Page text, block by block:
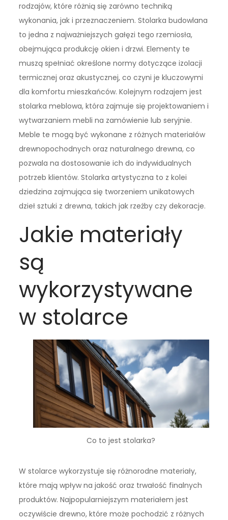
rodzajów, które różnią się zarówno techniką
wykonania, jak i przeznaczeniem. Stolarka budowlana
to jedna z najważniejszych gałęzi tego rzemiosła,
obejmująca produkcję okien i drzwi. Elementy te
muszą spełniać określone normy dotyczące izolacji
termicznej oraz akustycznej, co czyni je kluczowymi
dla komfortu mieszkańców. Kolejnym rodzajem jest
stolarka meblowa, która zajmuje się projektowaniem i
wytwarzaniem mebli na zamówienie lub seryjnie.
Meble te mogą być wykonane z różnych materiałów
drewnopochodnych oraz naturalnego drewna, co
pozwala na dostosowanie ich do indywidualnych
potrzeb klientów. Stolarka artystyczna to z kolei
dziedzina zajmująca się tworzeniem unikatowych
dzieł sztuki z drewna, takich jak rzeźby czy dekoracje.
Jakie materiały
są
wykorzystywane
w stolarce
Co to jest stolarka?
W stolarce wykorzystuje się różnorodne materiały,
które mają wpływ na jakość oraz trwałość finalnych
produktów. Najpopularniejszym materiałem jest
oczywiście drewno, które może pochodzić z różnych